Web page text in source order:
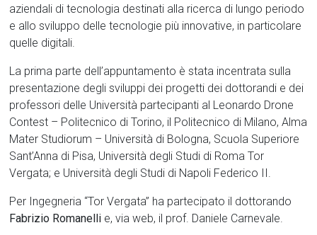
aziendali di tecnologia destinati alla ricerca di lungo periodo
e allo sviluppo delle tecnologie più innovative, in particolare
quelle digitali.
La prima parte dell’appuntamento è stata incentrata sulla
presentazione degli sviluppi dei progetti dei dottorandi e dei
professori delle Università partecipanti al Leonardo Drone
Contest – Politecnico di Torino, il Politecnico di Milano, Alma
Mater Studiorum – Università di Bologna, Scuola Superiore
Sant’Anna di Pisa, Università degli Studi di Roma Tor
Vergata; e Università degli Studi di Napoli Federico II.
Per Ingegneria “Tor Vergata” ha partecipato il dottorando
Fabrizio Romanelli e, via web, il prof. Daniele Carnevale.